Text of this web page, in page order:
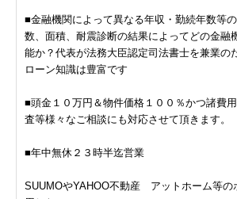
■金融機関によって異なる年収・勤続年数等
数、面積、耐震診断の結果によってどの金融
能か？代表が法務大臣認定司法書士を兼業の
ローン知識は豊富です
■頭金１０万円＆物件価格１００％かつ諸費
査等様々なご相談にも対応させて頂きます。
■年中無休２３時半迄営業
SUUMOやYAHOO不動産 アットホーム等の